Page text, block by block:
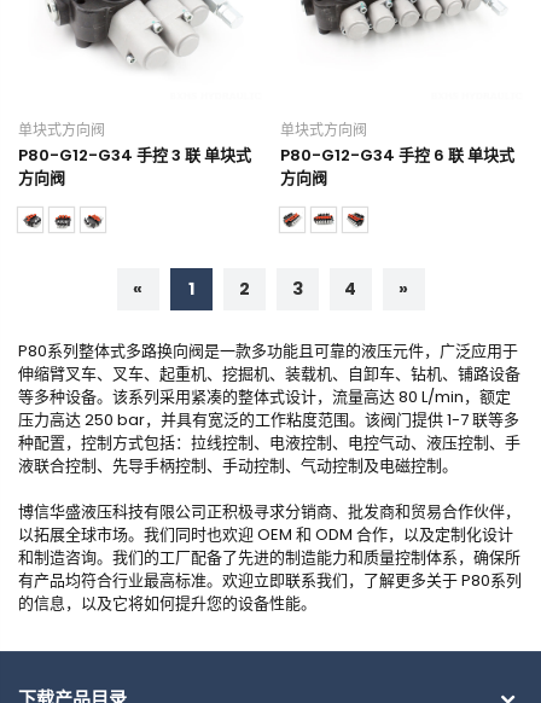
单块式方向阀
P80-G12-G34 手控 3 联 单块式
方向阀
单块式方向阀
P80-G12-G34 手控 6 联 单块式
方向阀
« 1 2 3 4 »
P80系列整体式多路换向阀是一款多功能且可靠的液压元件，广泛应用于
伸缩臂叉车、叉车、起重机、挖掘机、装载机、自卸车、钻机、铺路设备
等多种设备。该系列采用紧凑的整体式设计，流量高达 80 L/min，额定
压力高达 250 bar，并具有宽泛的工作粘度范围。该阀门提供 1-7 联等多
种配置，控制方式包括：拉线控制、电液控制、电控气动、液压控制、手
液联合控制、先导手柄控制、手动控制、气动控制及电磁控制。
博信华盛液压科技有限公司正积极寻求分销商、批发商和贸易合作伙伴，
以拓展全球市场。我们同时也欢迎 OEM 和 ODM 合作，以及定制化设计
和制造咨询。我们的工厂配备了先进的制造能力和质量控制体系，确保所
有产品均符合行业最高标准。欢迎立即联系我们，了解更多关于 P80系列
的信息，以及它将如何提升您的设备性能。